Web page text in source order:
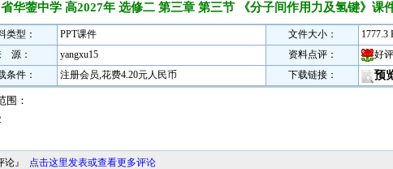
省华蓥中学 高2027年 选修二 第三章 第三节 《分子间作用力及氢键》课
类型： PPT课件 文件大小：
1777.3
源：
yangxu15 资料点评： 好
条件：
注册会员,花费4.20元人民币 下载链接： 预
围：
论』 点击这里发表或查看更多评论